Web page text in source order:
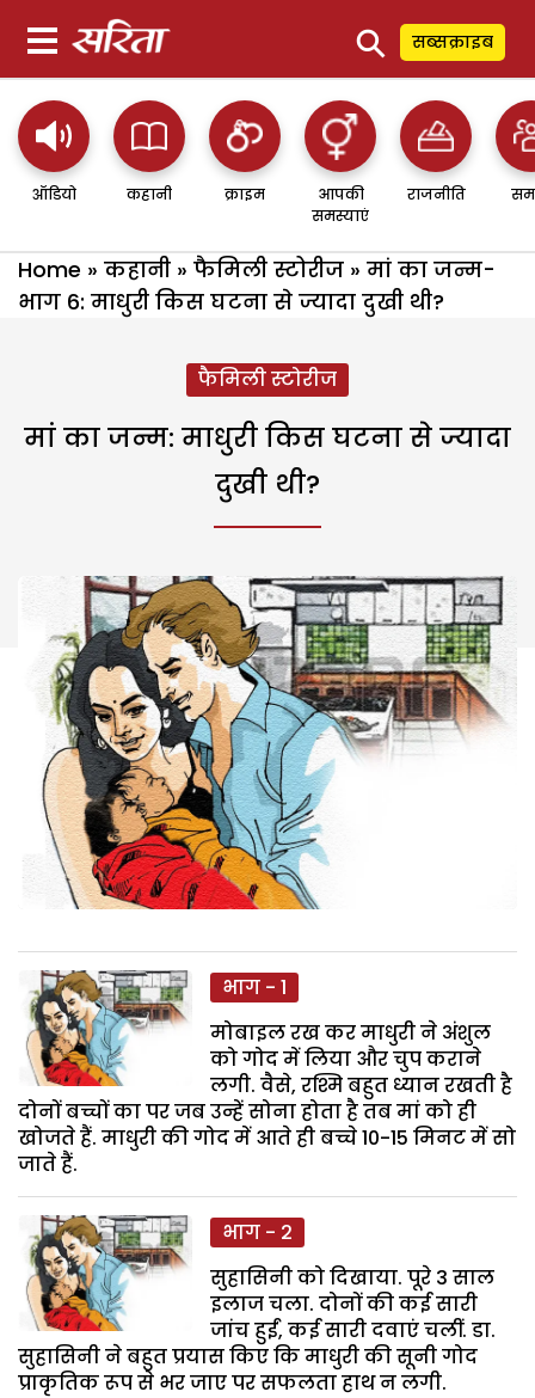
⚲ सब्सक्राइब
ऑडियो कहानी क्राइम
आपकी
समस्याएं
राजनीति
Home » कहानी » फैमिली स्टोरीज » मां का जन्म-
भाग 6: माधुरी किस घटना से ज्यादा दुखी थी?
फैमिली स्टोरीज
मां का जन्म: माधुरी किस घटना से ज्यादा
दुखी थी?
भाग - 1
मोबाइल रख कर माधुरी ने अंशुल
को गोद में लिया और चुप कराने
लगी. वैसे, रश्मि बहुत ध्यान रखती है
दोनों बच्चों का पर जब उन्हें सोना होता है तब मां को ही
खोजते हैं. माधुरी की गोद में आते ही बच्चे 10-15 मिनट में सो
जाते हैं.
भाग - 2
सुहासिनी को दिखाया. पूरे 3 साल
इलाज चला. दोनों की कई सारी
जांच हुईं, कई सारी दवाएं चलीं. डा.
सुहासिनी ने बहुत प्रयास किए कि माधुरी की सूनी गोद
प्राकृतिक रूप से भर जाए पर सफलता हाथ न लगी.